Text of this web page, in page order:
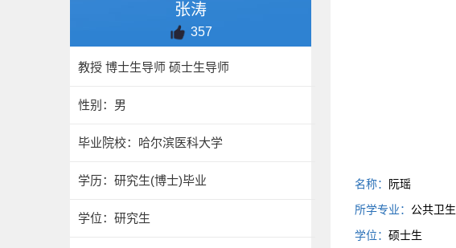
张涛
357
教授 博士生导师 硕士生导师
性别：男
毕业院校：哈尔滨医科大学
学历：研究生(博士)毕业
学位：研究生
名称：
阮瑶
所学专业： 公共卫生
学位： 硕士生